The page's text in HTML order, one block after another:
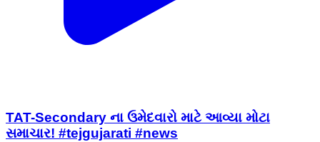
TAT-Secondary ના ઉમેદવારો માટે આવ્યા મોટા
સમાચાર! #tejgujarati #news